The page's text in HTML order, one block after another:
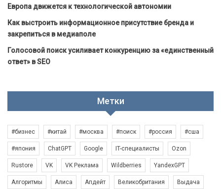
Европа движется к технологической автономии
Как выстроить информационное присутствие бренда и
закрепиться в медиаполе
Голосовой поиск усиливает конкуренцию за «единственный
ответ» в SEO
Метки
#бизнес #китай #москва #поиск #россия #сша
#япония ChatGPT Google IT-специалисты Ozon
Rustore VK VK Реклама Wildberries YandexGPT
Алгоритмы Алиса Апдейт Великобритания Выдача